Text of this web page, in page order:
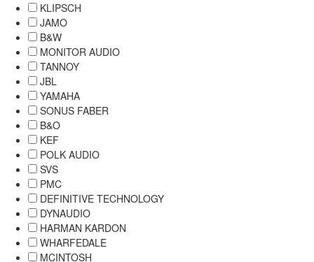
KLIPSCH
JAMO
B&W
MONITOR AUDIO
TANNOY
JBL
YAMAHA
SONUS FABER
B&O
KEF
POLK AUDIO
SVS
PMC
DEFINITIVE TECHNOLOGY
DYNAUDIO
HARMAN KARDON
WHARFEDALE
MCINTOSH